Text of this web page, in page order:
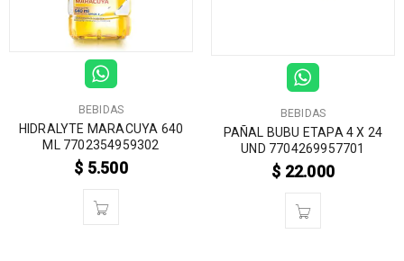
BEBIDAS
HIDRALYTE MARACUYA 640
ML 7702354959302
$ 5.500
BEBIDAS
PAÑAL BUBU ETAPA 4 X 24
UND 7704269957701
$ 22.000